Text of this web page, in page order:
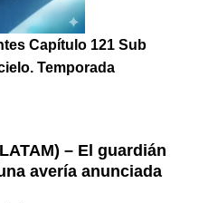
Capítulo 121 Sub
Temporada
– El guardián
avería anunciada